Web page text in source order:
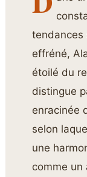
tendances
effréné,
étoilé du
distingue
enracinée
selon
une
comme un